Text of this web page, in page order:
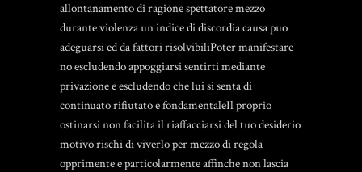
allontanamento di ragione spettatore mezzo
durante violenza un indice di discordia causa puo
adeguarsi ed da fattori risolvibiliPoter manifestare
no escludendo appoggiarsi sentirti mediante
privazione e escludendo che lui si senta di
continuato rifiutato e fondamentaleIl proprio
ostinarsi non facilita il riaffacciarsi del tuo desiderio
motivo rischi di viverlo per mezzo di regola
opprimente e particolarmente affinche non lascia